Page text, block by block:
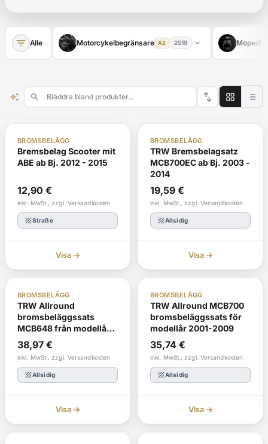
filter_list Alle Motorcykelbegränsare A2 2519 expand_more
auto_awesome search swap_vert
BROMSBELÄGG
Bremsbelag Scooter mit
ABE ab Bj. 2012 - 2015
12,90 €
inkl. MwSt., zzgl. Versandkosten
textureStraße
Visa →
BROMSBELÄGG
TRW Bremsbelagsatz
MCB700EC ab Bj. 2003 -
2014
19,59 €
inkl. MwSt., zzgl. Versandkosten
textureAllsidig
Visa →
BROMSBELÄGG
TRW Allround
bromsbeläggssats
MCB648 från modellår
2004 - 2007
38,97 €
inkl. MwSt., zzgl. Versandkosten
textureAllsidig
Visa →
BROMSBELÄGG
TRW Allround MCB700
bromsbeläggssats för
modellår 2001-2009
35,74 €
inkl. MwSt., zzgl. Versandkosten
textureAllsidig
Visa →